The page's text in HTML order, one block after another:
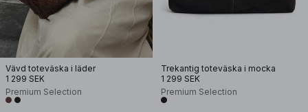
Vävd toteväska i läder
1 299 SEK
Premium Selection
Trekantig toteväska i mocka
1 299 SEK
Premium Selection